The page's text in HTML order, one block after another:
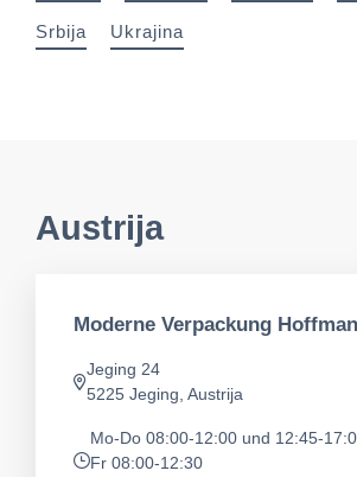
Srbija Ukrajina
Austrija
Moderne Verpackung
app.address
Jeging 24
5225 Jeging, Austrija
app.opening-times
Mo-Do 08:00-12:00 und 12:45-
Fr 08:00-12:30